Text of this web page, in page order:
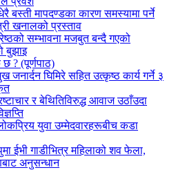
बस्ती मापदण्डका कारण समस्यामा पर्ने
खनालको प्रस्ताव
सम्भावना मजबुत बन्दै गएको
बुझाइ
? (पूर्णपाठ)
जनार्दन घिमिरे सहित उत्कृष्ठ कार्य गर्ने ३
र बेथितिविरुद्ध आवाज उठाँउदा
युवा उम्मेदवारहरूबीच कडा
ईभी गाडीभित्र महिलाको शव फेला,
अनुसन्धान